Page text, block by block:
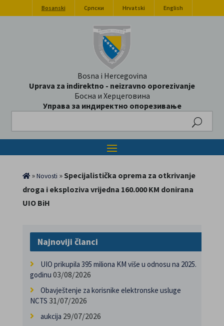
Bosanski Српски Hrvatski English
Bosna i Hercegovina
Uprava za indirektno - neizravno oporezivanje
Босна и Херцеговина
Управа за индиректно опорезивање
»Novosti » Specijalistička oprema za otkrivanje
droga i eksploziva vrijedna 160.000 KM donirana
UIO BiH
Najnoviji članci
UIO prikupila 395 miliona KM više u odnosu na 2025.
godinu 03/08/2026
Obavještenje za korisnike elektronske usluge
NCTS 31/07/2026
aukcija 29/07/2026